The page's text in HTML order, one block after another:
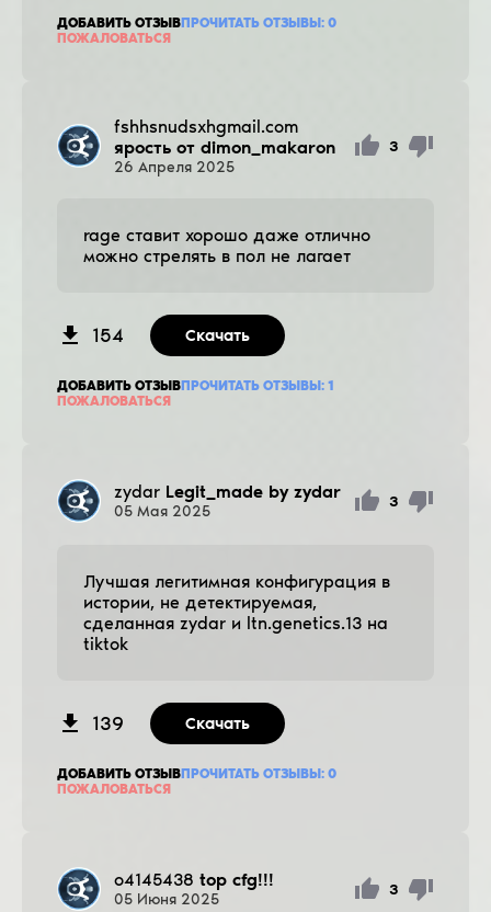
ДОБАВИТЬ ОТЗЫВПРОЧИТАТЬ ОТЗЫВЫ: 0
ПОЖАЛОВАТЬСЯ
fshhsnudsxhgmail.com
ярость от dimon_makaron
26 Апреля 2025
3
rage ставит хорошо даже отлично
можно стрелять в пол не лагает
154 Скачать
ДОБАВИТЬ ОТЗЫВПРОЧИТАТЬ ОТЗЫВЫ: 1
ПОЖАЛОВАТЬСЯ
zydar Legit_made by zydar
05 Мая 2025
3
Лучшая легитимная конфигурация в
истории, не детектируемая,
сделанная zydar и ltn.genetics.13 на
tiktok
139 Скачать
ДОБАВИТЬ ОТЗЫВПРОЧИТАТЬ ОТЗЫВЫ: 0
ПОЖАЛОВАТЬСЯ
o4145438 top cfg!!!
05 Июня 2025
3